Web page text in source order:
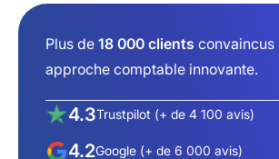
Plus de 18 000 clients convaincus
approche comptable innovante.
4.3Trustpilot (+ de 4 100 avis)
4.2Google (+ de 6 000 avis)